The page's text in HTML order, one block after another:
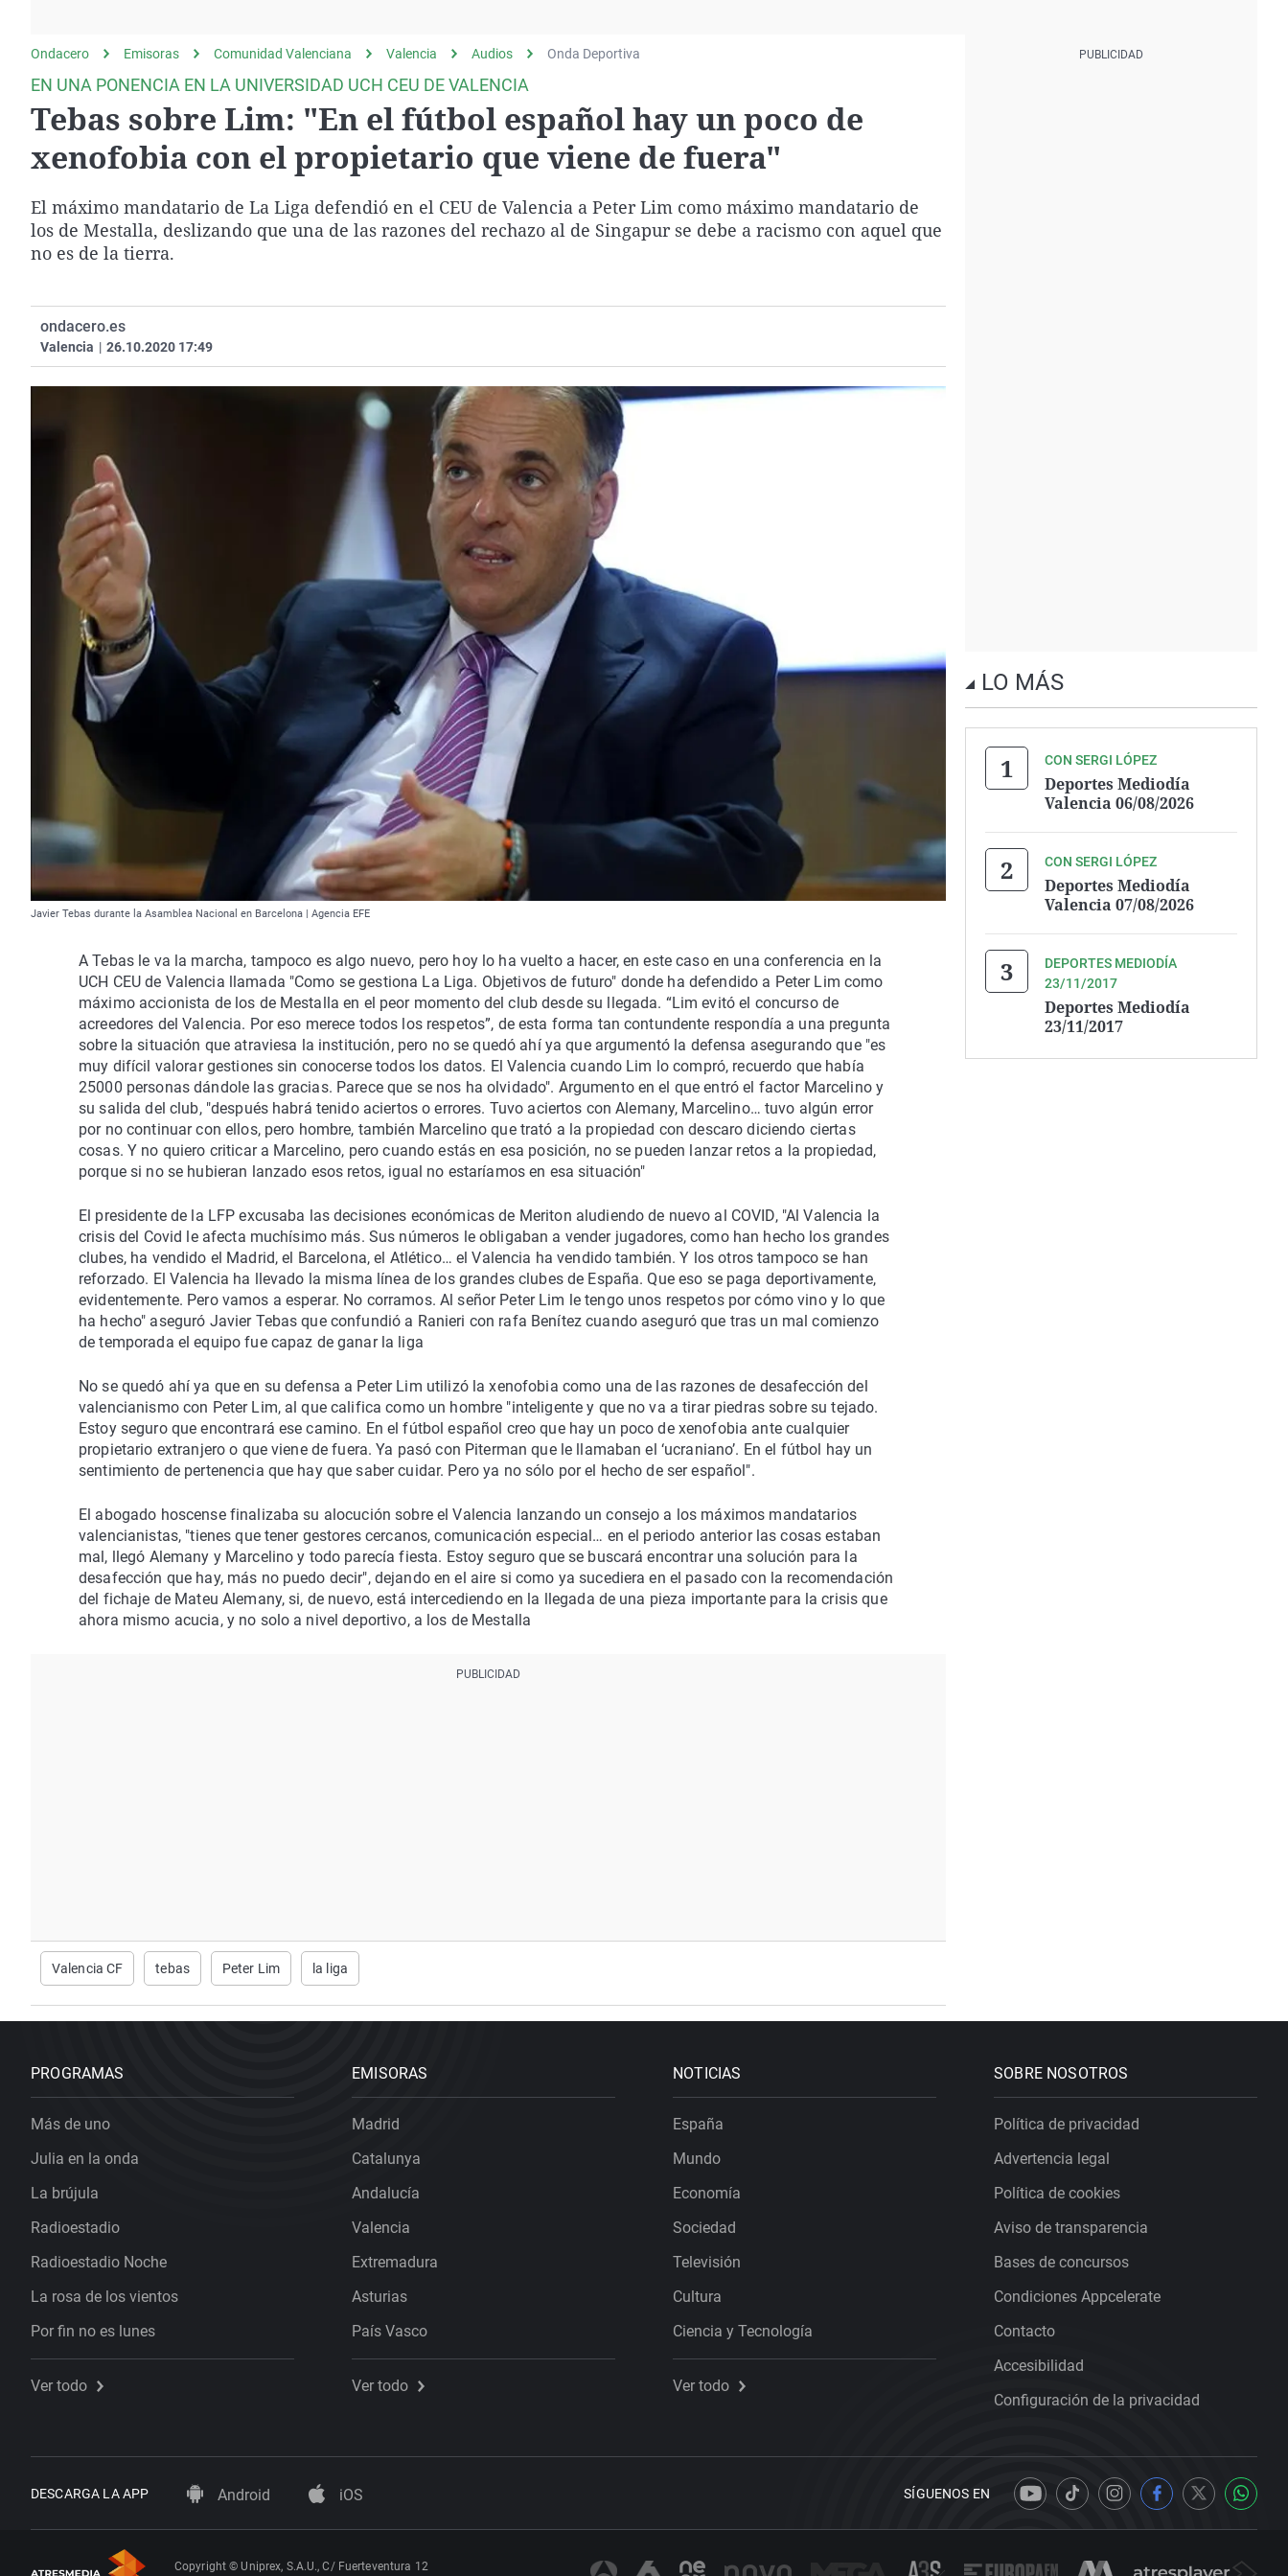
gato
Operación Viuda
Negra
Navarra
Ondacero Emisoras Comunidad Valenciana Valencia Audios Onda Deportiva
EN UNA PONENCIA EN LA UNIVERSIDAD UCH CEU DE VALENCIA
Tebas sobre Lim: "En el fútbol español hay un poco de
xenofobia con el propietario que viene de fuera"
El máximo mandatario de La Liga defendió en el CEU de Valencia a Peter Lim como máximo mandatario de
los de Mestalla, deslizando que una de las razones del rechazo al de Singapur se debe a racismo con aquel que
no es de la tierra.
ondacero.es
Valencia | 26.10.2020 17:49
Javier Tebas durante la Asamblea Nacional en Barcelona | Agencia EFE
A Tebas le va la marcha, tampoco es algo nuevo, pero hoy lo ha vuelto a hacer, en este caso en una conferencia en la
UCH CEU de Valencia llamada "Como se gestiona La Liga. Objetivos de futuro" donde ha defendido a Peter Lim como
máximo accionista de los de Mestalla en el peor momento del club desde su llegada. “Lim evitó el concurso de
acreedores del Valencia. Por eso merece todos los respetos”, de esta forma tan contundente respondía a una pregunta
sobre la situación que atraviesa la institución, pero no se quedó ahí ya que argumentó la defensa asegurando que "es
muy difícil valorar gestiones sin conocerse todos los datos. El Valencia cuando Lim lo compró, recuerdo que había
25000 personas dándole las gracias. Parece que se nos ha olvidado". Argumento en el que entró el factor Marcelino y
su salida del club, "después habrá tenido aciertos o errores. Tuvo aciertos con Alemany, Marcelino… tuvo algún error
por no continuar con ellos, pero hombre, también Marcelino que trató a la propiedad con descaro diciendo ciertas
cosas. Y no quiero criticar a Marcelino, pero cuando estás en esa posición, no se pueden lanzar retos a la propiedad,
porque si no se hubieran lanzado esos retos, igual no estaríamos en esa situación"
El presidente de la LFP excusaba las decisiones económicas de Meriton aludiendo de nuevo al COVID, "Al Valencia la
crisis del Covid le afecta muchísimo más. Sus números le obligaban a vender jugadores, como han hecho los grandes
clubes, ha vendido el Madrid, el Barcelona, el Atlético… el Valencia ha vendido también. Y los otros tampoco se han
reforzado. El Valencia ha llevado la misma línea de los grandes clubes de España. Que eso se paga deportivamente,
evidentemente. Pero vamos a esperar. No corramos. Al señor Peter Lim le tengo unos respetos por cómo vino y lo que
ha hecho" aseguró Javier Tebas que confundió a Ranieri con rafa Benítez cuando aseguró que tras un mal comienzo
de temporada el equipo fue capaz de ganar la liga
No se quedó ahí ya que en su defensa a Peter Lim utilizó la xenofobia como una de las razones de desafección del
valencianismo con Peter Lim, al que califica como un hombre "inteligente y que no va a tirar piedras sobre su tejado.
Estoy seguro que encontrará ese camino. En el fútbol español creo que hay un poco de xenofobia ante cualquier
propietario extranjero o que viene de fuera. Ya pasó con Piterman que le llamaban el ‘ucraniano’. En el fútbol hay un
sentimiento de pertenencia que hay que saber cuidar. Pero ya no sólo por el hecho de ser español".
El abogado hoscense finalizaba su alocución sobre el Valencia lanzando un consejo a los máximos mandatarios
valencianistas, "tienes que tener gestores cercanos, comunicación especial… en el periodo anterior las cosas estaban
mal, llegó Alemany y Marcelino y todo parecía fiesta. Estoy seguro que se buscará encontrar una solución para la
desafección que hay, más no puedo decir", dejando en el aire si como ya sucediera en el pasado con la recomendación
del fichaje de Mateu Alemany, si, de nuevo, está intercediendo en la llegada de una pieza importante para la crisis que
ahora mismo acucia, y no solo a nivel deportivo, a los de Mestalla
Valencia CF tebas Peter Lim la liga
LO MÁS
CON SERGI LÓPEZ
Deportes Mediodía
Valencia 06/08/2026
CON SERGI LÓPEZ
Deportes Mediodía
Valencia 07/08/2026
DEPORTES MEDIODÍA
23/11/2017
Deportes Mediodía
23/11/2017
PROGRAMAS
Más de uno
Julia en la onda
La brújula
Radioestadio
Radioestadio Noche
La rosa de los vientos
Por fin no es lunes
Ver todo
EMISORAS
Madrid
Catalunya
Andalucía
Valencia
Extremadura
Asturias
País Vasco
Ver todo
NOTICIAS
España
Mundo
Economía
Sociedad
Televisión
Cultura
Ciencia y Tecnología
Ver todo
SOBRE NOSOTROS
Política de privacidad
Advertencia legal
Política de cookies
Aviso de transparencia
Bases de concursos
Condiciones Appcelerate
Contacto
Accesibilidad
Configuración de la privacidad
DESCARGA LA APP Android iOS SÍGUENOS EN
Copyright © Uniprex, S.A.U., C/ Fuerteventura 12